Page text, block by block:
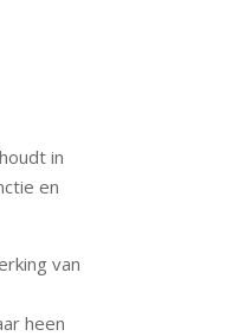
in
en
van
heen